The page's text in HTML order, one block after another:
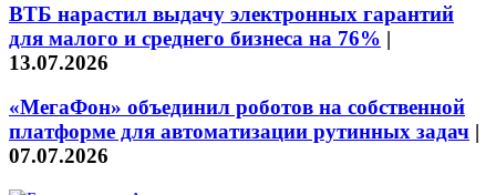
ВТБ нарастил выдачу электронных гарантий
для малого и среднего бизнеса на 76% |
13.07.2026
«МегаФон» объединил роботов на собственной
платформе для автоматизации рутинных задач |
07.07.2026